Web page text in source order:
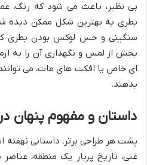
بی نظیر، باعث می شود که رنگ،
بطری به بهترین شکل ممکن
سنگینی و حس لوکس بودن بطری
بخش از لمس و نگهداری آن را به
ای خاص یا افکت های مات، می
بدهند.
داستان و مفهوم پنهان
پشت هر طراحی برتر، داستانی
غنی، تاریخ پربار یک منطقه،